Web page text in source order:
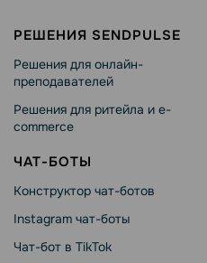
РЕШЕНИЯ SENDPULSE
Решения для онлайн-
преподавателей
Решения для ритейла и e-
commerce
ЧАТ-БОТЫ
Конструктор чат-ботов
Instagram чат-боты
Чат-бот в TikTok